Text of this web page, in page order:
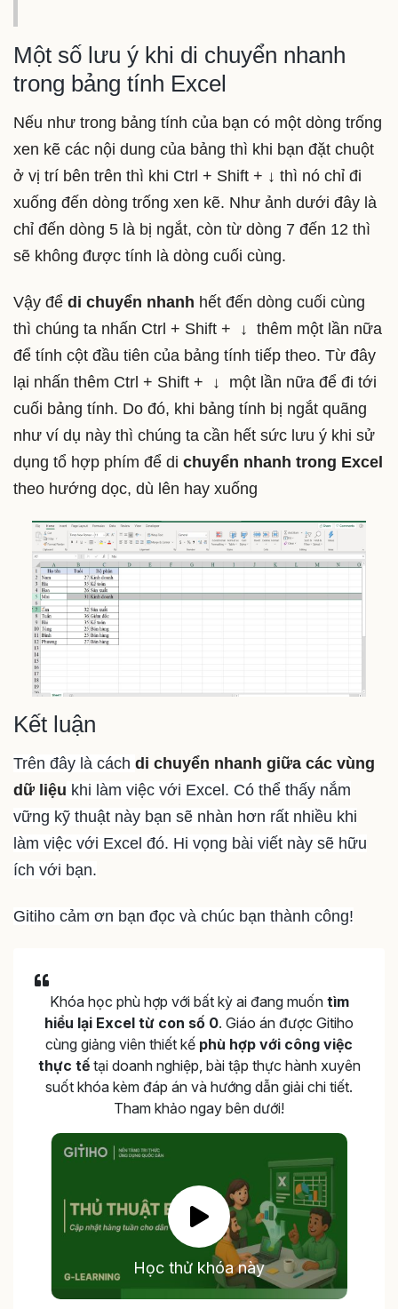
Một số lưu ý khi di chuyển nhanh
trong bảng tính Excel
Nếu như trong bảng tính của bạn có một dòng trống
xen kẽ các nội dung của bảng thì khi bạn đặt chuột
ở vị trí bên trên thì khi Ctrl + Shift + ↓ thì nó chỉ đi
xuống đến dòng trống xen kẽ. Như ảnh dưới đây là
chỉ đến dòng 5 là bị ngắt, còn từ dòng 7 đến 12 thì
sẽ không được tính là dòng cuối cùng.
Vậy để di chuyển nhanh hết đến dòng cuối cùng
thì chúng ta nhấn Ctrl + Shift + ↓ thêm một lần nữa
để tính cột đầu tiên của bảng tính tiếp theo. Từ đây
lại nhấn thêm Ctrl + Shift + ↓ một lần nữa để đi tới
cuối bảng tính. Do đó, khi bảng tính bị ngắt quãng
như ví dụ này thì chúng ta cần hết sức lưu ý khi sử
dụng tổ hợp phím để di chuyển nhanh trong Excel
theo hướng dọc, dù lên hay xuống
Kết luận
Trên đây là cách di chuyển nhanh giữa các vùng
dữ liệu khi làm việc với Excel. Có thể thấy nắm
vững kỹ thuật này bạn sẽ nhàn hơn rất nhiều khi
làm việc với Excel đó. Hi vọng bài viết này sẽ hữu
ích với bạn.
Gitiho cảm ơn bạn đọc và chúc bạn thành công!
Khóa học phù hợp với bất kỳ ai đang muốn tìm
hiểu lại Excel từ con số 0. Giáo án được Gitiho
cùng giảng viên thiết kế phù hợp với công việc
thực tếtại doanh nghiệp, bài tập thực hành xuyên
suốt khóa kèm đáp án và hướng dẫn giải chi tiết.
Tham khảo ngay bên dưới!
Học thử khóa này